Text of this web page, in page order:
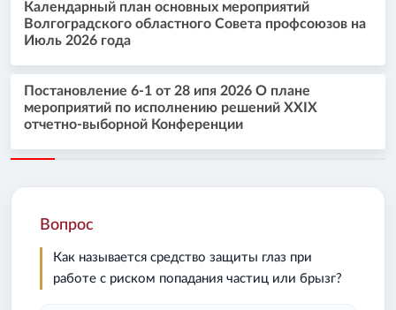
Календарный план основных мероприятий
Волгоградского областного Совета профсоюзов на
Июль 2026 года
Постановление 6-1 от 28 ипя 2026 О плане
мероприятий по исполнению решений XXIX
отчетно-выборной Конференции
Вопрос
Как называется средство защиты глаз при
работе с риском попадания частиц или брызг?